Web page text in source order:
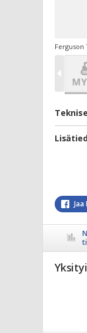
Ferguson